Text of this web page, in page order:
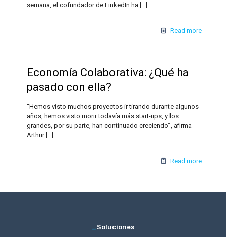
semana, el cofundador de LinkedIn ha […]
Read more
Economía Colaborativa: ¿Qué ha
pasado con ella?
“Hemos visto muchos proyectos ir tirando durante algunos
años, hemos visto morir todavía más start-ups, y los
grandes, por su parte, han continuado creciendo”, afirma
Arthur[…]
Read more
_Soluciones